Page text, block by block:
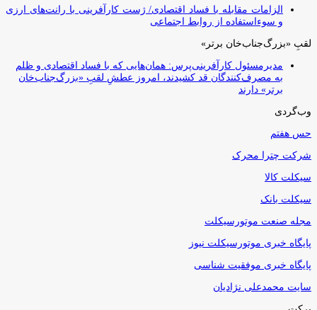
الزامات مقابله با فساد اقتصادی/ ژست کارآفرینی با رانت‌های ارزی
و سوءاستفاده از روابط اجتماعی
لقبِ «بزرگ‌جناب‌خان برتر»
مدیرمسئول کارآفرینی‌پرس: همان‌هایی که با فساد اقتصادی و ظلم
به مصرف‌کنندگان قد کشیدند، امروز عطشِ لقبِ «بزرگ‌جناب‌خان
برتر» دارند
وب‌گردی
حس هفتم
شرکت چترا محرک
سیکلت کالا
سیکلت بانک
مجله صنعت موتورسیکلت
پایگاه خبری موتورسیکلت نیوز
پایگاه خبری موفقیت شناسی
سایت محمدعلی نژادیان